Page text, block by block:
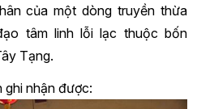
của một dòng truyền thừa
tâm linh lỗi lạc thuộc bốn
Tạng.
ghi nhận được: